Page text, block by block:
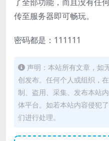
传至服务器即可畅玩。
密码都是：111111
声明：本站所有文章，如
创发布。任何个人或组织，
制、盗用、采集、发布本站
体平台。如若本站内容侵犯
们进行处理。